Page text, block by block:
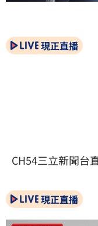
現正直播
CH54三立新聞台
現正直播